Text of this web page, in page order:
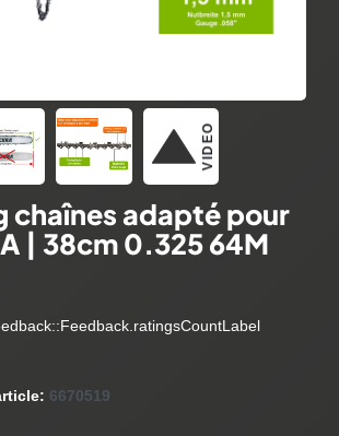
VIDEO
chaînes adapté pour
| 38cm 0.325 64M
6670519